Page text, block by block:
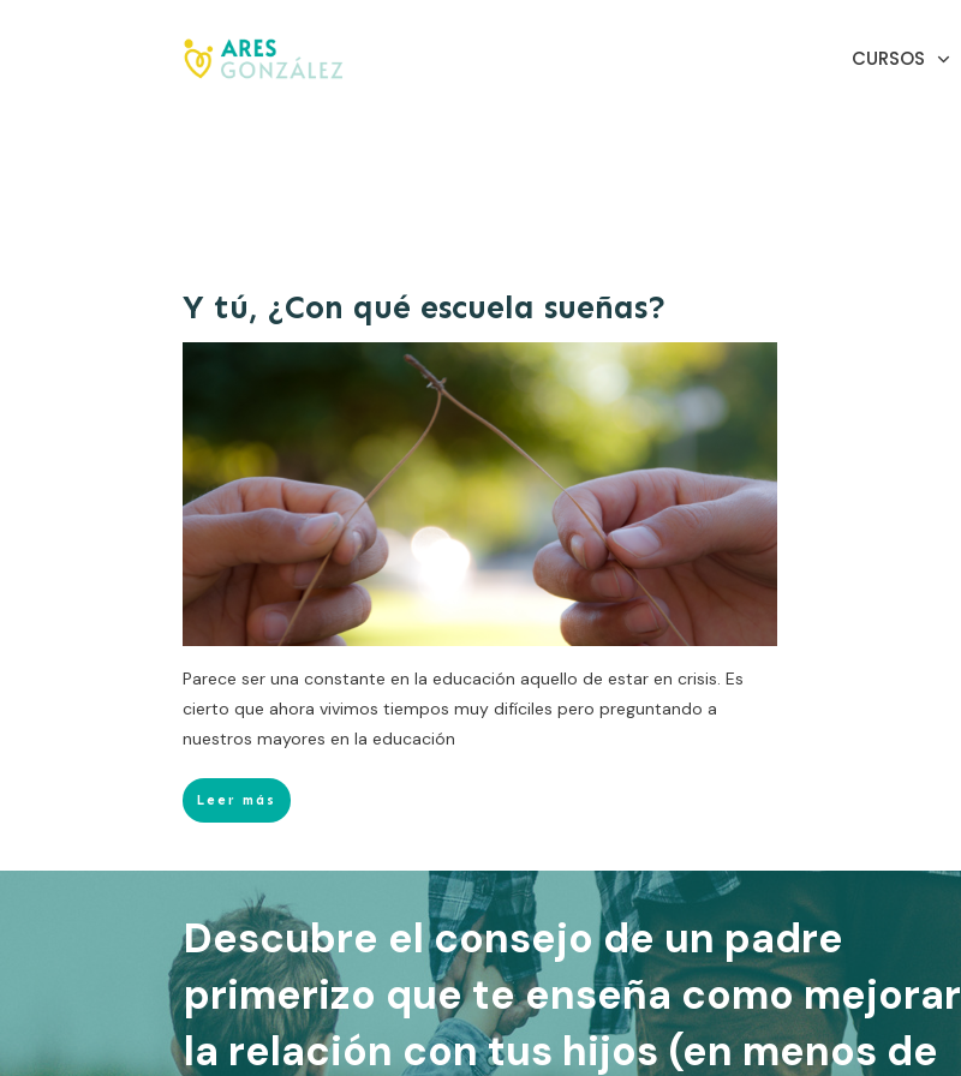
CURSOS
Y tú, ¿Con qué escuela sueñas?
Parece ser una constante en la educación aquello de estar en crisis. Es
cierto que ahora vivimos tiempos muy difíciles pero preguntando a
nuestros mayores en la educación
Leer más
Descubre el consejo de un padre
primerizo que te enseña como mejorar
la relación con tus hijos (en menos de